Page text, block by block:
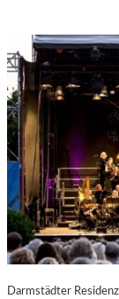
Darmstädter